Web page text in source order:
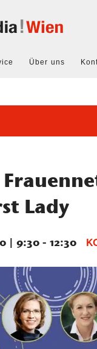
Über uns
Lady
| 9:30 -12:30